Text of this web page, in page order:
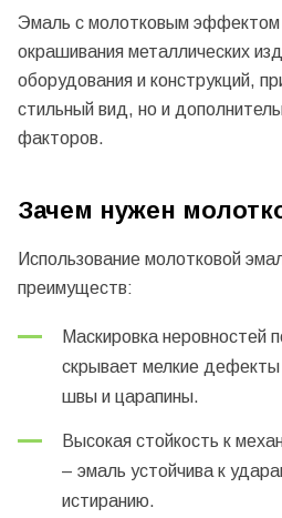
Эмаль с молотковым эффектом
окрашивания металлических
оборудования и конструкций,
стильный вид, но и
факторов.
Зачем нужен
Использование молотковой
преимуществ:
Маскировка неровностей
скрывает мелкие дефекты
швы и царапины.
Высокая стойкость к
– эмаль устойчива к
истиранию.